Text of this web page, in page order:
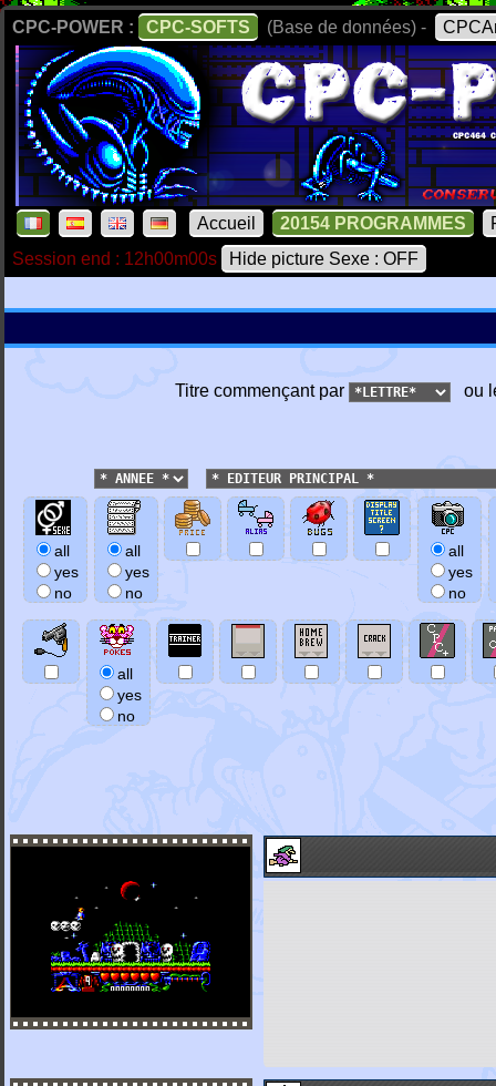
CPC-POWER : CPC-SOFTS (Base de données) -
Accueil 20154 PROGRAMMES
Session end : 12h00m00s
Hide picture Sexe : OFF
Titre commençant par ou
all
yes
no
all
yes
no
all
yes
no
all
yes
no